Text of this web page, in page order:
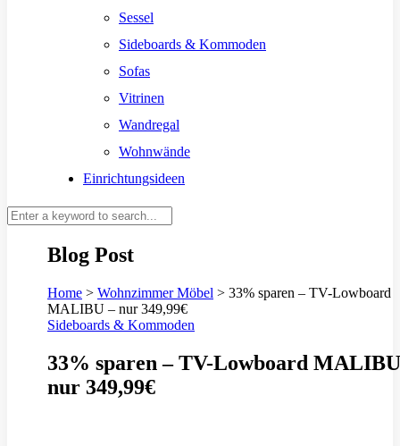
Sessel
Sideboards & Kommoden
Sofas
Vitrinen
Wandregal
Wohnwände
Einrichtungsideen
Blog Post
Home > Wohnzimmer Möbel > 33% sparen – TV-Lowboard
MALIBU – nur 349,99€
Sideboards & Kommoden
33% sparen – TV-Lowboard
nur 349,99€